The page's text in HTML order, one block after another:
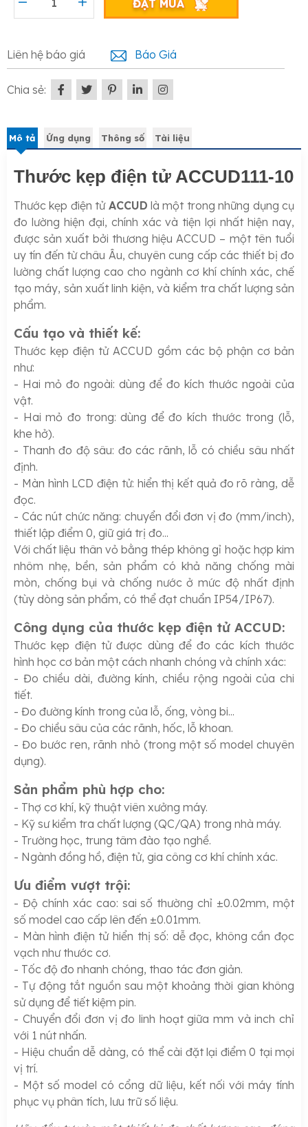
ĐẶT MUA
Liên hệ báo giá Báo Giá
Chia sẻ:
Mô tả Ứng dụng Thông số Tài liệu
Thước kẹp điện tử ACCUD111-10
Thước kẹp điện tử ACCUD là một trong những dụng cụ
đo lường hiện đại, chính xác và tiện lợi nhất hiện nay,
được sản xuất bởi thương hiệu ACCUD – một tên tuổi
uy tín đến từ châu Âu, chuyên cung cấp các thiết bị đo
lường chất lượng cao cho ngành cơ khí chính xác, chế
tạo máy, sản xuất linh kiện, và kiểm tra chất lượng sản
phẩm.
Cấu tạo và thiết kế:
Thước kẹp điện tử ACCUD gồm các bộ phận cơ bản
như:
- Hai mỏ đo ngoài: dùng để đo kích thước ngoài của
vật.
- Hai mỏ đo trong: dùng để đo kích thước trong (lỗ,
khe hở).
- Thanh đo độ sâu: đo các rãnh, lỗ có chiều sâu nhất
định.
- Màn hình LCD điện tử: hiển thị kết quả đo rõ ràng, dễ
đọc.
- Các nút chức năng: chuyển đổi đơn vị đo (mm/inch),
thiết lập điểm 0, giữ giá trị đo...
Với chất liệu thân vỏ bằng thép không gỉ hoặc hợp kim
nhôm nhẹ, bền, sản phẩm có khả năng chống mài
mòn, chống bụi và chống nước ở mức độ nhất định
(tùy dòng sản phẩm, có thể đạt chuẩn IP54/IP67).
Công dụng của thước kẹp điện tử ACCUD:
Thước kẹp điện tử được dùng để đo các kích thước
hình học cơ bản một cách nhanh chóng và chính xác:
- Đo chiều dài, đường kính, chiều rộng ngoài của chi
tiết.
- Đo đường kính trong của lỗ, ống, vòng bi...
- Đo chiều sâu của các rãnh, hốc, lỗ khoan.
- Đo bước ren, rãnh nhỏ (trong một số model chuyên
dụng).
Sản phẩm phù hợp cho:
- Thợ cơ khí, kỹ thuật viên xưởng máy.
- Kỹ sư kiểm tra chất lượng (QC/QA) trong nhà máy.
- Trường học, trung tâm đào tạo nghề.
- Ngành đồng hồ, điện tử, gia công cơ khí chính xác.
Ưu điểm vượt trội:
- Độ chính xác cao: sai số thường chỉ ±0.02mm, một
số model cao cấp lên đến ±0.01mm.
- Màn hình điện tử hiển thị số: dễ đọc, không cần đọc
vạch như thước cơ.
- Tốc độ đo nhanh chóng, thao tác đơn giản.
- Tự động tắt nguồn sau một khoảng thời gian không
sử dụng để tiết kiệm pin.
- Chuyển đổi đơn vị đo linh hoạt giữa mm và inch chỉ
với 1 nút nhấn.
- Hiệu chuẩn dễ dàng, có thể cài đặt lại điểm 0 tại mọi
vị trí.
- Một số model có cổng dữ liệu, kết nối với máy tính
phục vụ phân tích, lưu trữ số liệu.